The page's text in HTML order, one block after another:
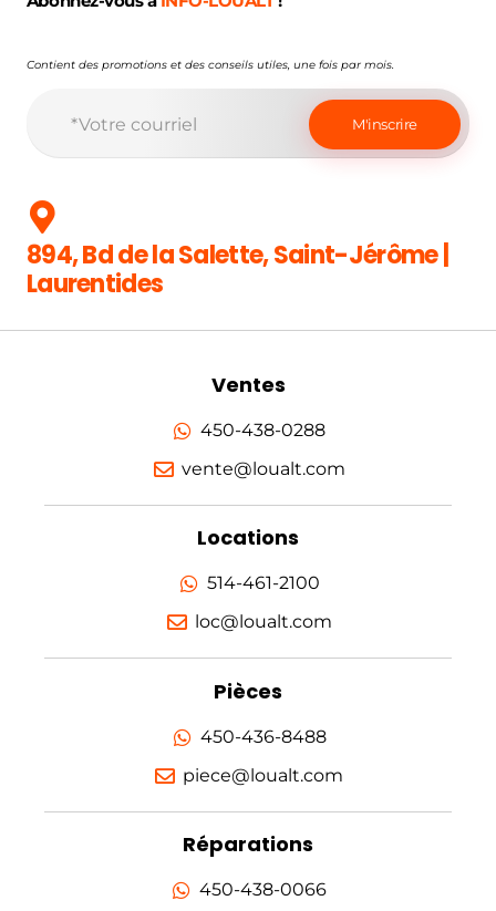
Contient des promotions et des conseils utiles, une fois par mois.
894, Bd de la Salette, Saint-Jérôme |
Laurentides
Ventes
450-438-0288
vente@loualt.com
Locations
514-461-2100
loc@loualt.com
Pièces
450-436-8488
piece@loualt.com
Réparations
450-438-0066